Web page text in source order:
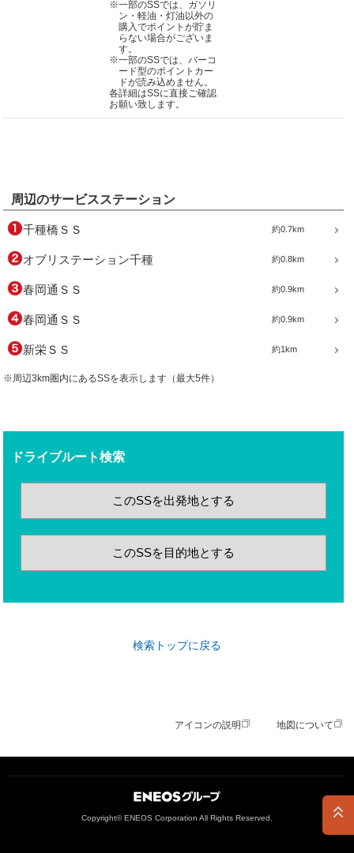
※一部のSSでは、ガソリ
ン・軽油・灯油以外の
購入でポイントが貯ま
らない場合がございま
す。
※一部のSSでは、バーコ
ード型のポイントカー
ドが読み込めません。
各詳細はSSに直接ご確認
お願い致します。
周辺のサービスステーション
約0.7km
千種橋ＳＳ
約0.8km
オブリステーション千種
約0.9km
春岡通ＳＳ
約0.9km
春岡通ＳＳ
約1km
新栄ＳＳ
※周辺3km圏内にあるSSを表示します（最大5件）
ドライブルート検索
このSSを出発地とする
このSSを目的地とする
検索トップに戻る
アイコンの説明 地図について
Copyright© ENEOS Corporation All Rights Reserved.